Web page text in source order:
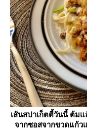
เส้นสปาเก็ตตี้วันนี้ ต้ม
จากซอสจากขวดแก้ว